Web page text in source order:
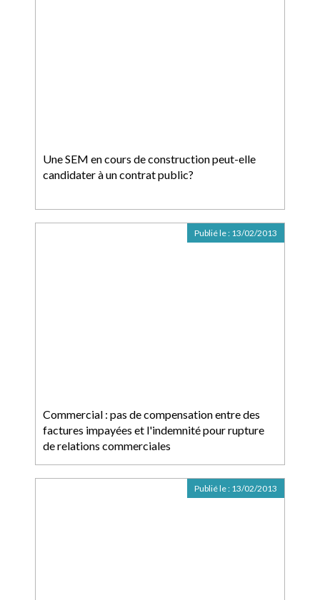
Une SEM en cours de construction peut-elle
candidater à un contrat public?
Commercial : pas de compensation entre des
factures impayées et l'indemnité pour rupture
de relations commerciales
Publié le : 13/02/2013
Publié le : 13/02/2013